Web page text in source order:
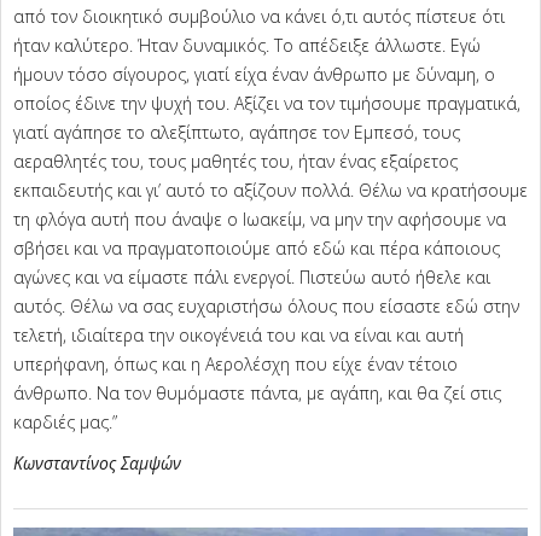
από τον διοικητικό συμβούλιο να κάνει ό,τι αυτός πίστευε ότι
ήταν καλύτερο. Ήταν δυναμικός. Το απέδειξε άλλωστε. Εγώ
ήμουν τόσο σίγουρος, γιατί είχα έναν άνθρωπο με δύναμη, ο
οποίος έδινε την ψυχή του. Αξίζει να τον τιμήσουμε πραγματικά,
γιατί αγάπησε το αλεξίπτωτο, αγάπησε τον Εμπεσό, τους
αεραθλητές του, τους μαθητές του, ήταν ένας εξαίρετος
εκπαιδευτής και γι’ αυτό το αξίζουν πολλά. Θέλω να κρατήσουμε
τη φλόγα αυτή που άναψε ο Ιωακείμ, να μην την αφήσουμε να
σβήσει και να πραγματοποιούμε από εδώ και πέρα κάποιους
αγώνες και να είμαστε πάλι ενεργοί. Πιστεύω αυτό ήθελε και
αυτός. Θέλω να σας ευχαριστήσω όλους που είσαστε εδώ στην
τελετή, ιδιαίτερα την οικογένειά του και να είναι και αυτή
υπερήφανη, όπως και η Αερολέσχη που είχε έναν τέτοιο
άνθρωπο. Να τον θυμόμαστε πάντα, με αγάπη, και θα ζεί στις
καρδιές μας.”
Κωνσταντίνος Σαμψών